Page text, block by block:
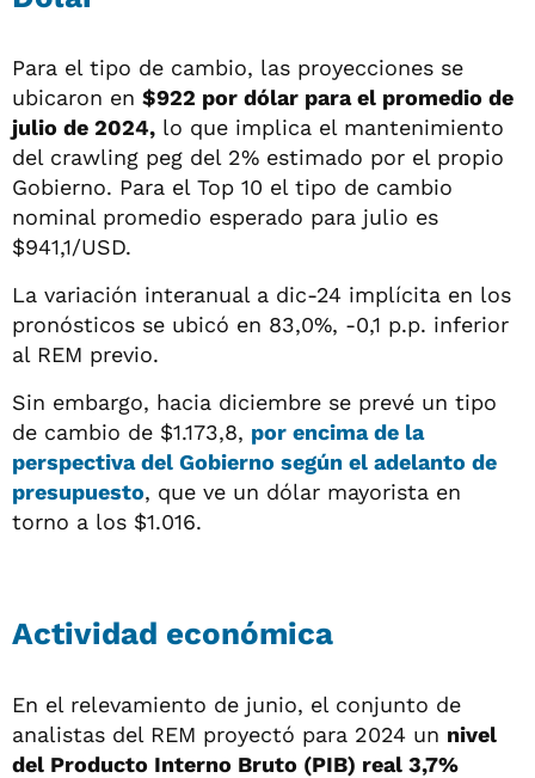
Para el tipo de cambio, las proyecciones se
ubicaron en $922 por dólar para el promedio de
julio de 2024, lo que implica el mantenimiento
del crawling peg del 2% estimado por el propio
Gobierno. Para el Top 10 el tipo de cambio
nominal promedio esperado para julio es
$941,1/USD.
La variación interanual a dic-24 implícita en los
pronósticos se ubicó en 83,0%, -0,1 p.p. inferior
al REM previo.
Sin embargo, hacia diciembre se prevé un tipo
de cambio de $1.173,8, por encima de la
perspectiva del Gobierno según el adelanto de
presupuesto, que ve un dólar mayorista en
torno a los $1.016.
Actividad económica
En el relevamiento de junio, el conjunto de
analistas del REM proyectó para 2024 un nivel
del Producto Interno Bruto (PIB) real 3,7%